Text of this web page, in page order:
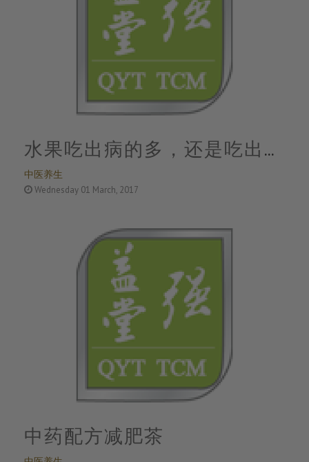
中医养生
水果吃出病的多，还是吃出健
康的多
Wednesday 01 March, 2017
中药配方减肥茶